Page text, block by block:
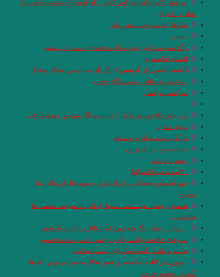
.در هیچ رکابی نکند پای کَس آرام … آن لحظه که دستت حرکت داد
عنان را. انوری
پنكه‌ها راه مي‌روند / میترا داور
.شبلی
و گذشته شدنِ این جهان، نادیده قصه‌ای است.»… بیهقی
آئینهای كتابسوزی
گذشته ا شعری از آدونیس ا برگردان به پارسی: صالح بوعذار
…دعوت به صلح… نویسندگان جهان
.مزاحم . بورخس
من – من ✍ وی.اس.نایپل ? خیابان میگل مترجم: مهدی غبرایی
دیوار .سارتر
کرگدن . نوشته اوژن یونسکو
ساعت من . مارک تواین
.یعقوب یادعلی
. ‏ ?فیه ما فیه ✍مولانا
کهن اسطوره ضحاک در ایران (هزاره سوم قبل از میلاد) بیتا
مصباح
نقطه‌ی روشن. نویسنده: یاسوناری کاواباتا مترجم: محمد‌رضا
قلیچ‌خانی
….و كار…چنان تنگ شده بود كه از تاتار در تاتار ميگريختم
.مرزهای خلاقیت و افسردگی.ترجمه: احسان محمدحسینی
توشه برداشتن آیینه سبکباران نیست /صائب
. مروری بر کتاب “ما همه در عصر شکار به سر می‌بریم “‌ فرهاد
گوران . محسن فاتحی